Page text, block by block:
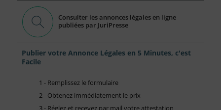
Consulter les annonces légales en ligne
publiées par JuriPresse
Publier votre Annonce Légales en 5 Minutes, c'est
Facile
1 - Remplissez le formulaire
2 - Obtenez immédiatement le prix
3 - Réglez et recevez par mail votre attestation